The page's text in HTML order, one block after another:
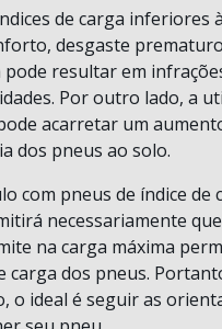
de carga inferiores
desgaste
resultar em
Por outro lado, a
acarretar um
dos pneus ao solo.
com pneus de índice de
necessariamente
na carga máxima
carga dos pneus.
o ideal é seguir as